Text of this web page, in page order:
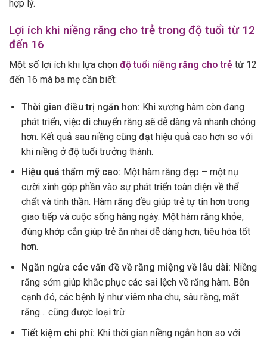
hợp lý.
Lợi ích khi niềng răng cho trẻ trong độ tuổi từ 12
đến 16
Một số lợi ích khi lựa chọn độ tuổi niềng răng cho trẻ từ 12
đến 16 mà ba mẹ cần biết:
Thời gian điều trị ngắn hơn: Khi xương hàm còn đang
phát triển, việc di chuyển răng sẽ dễ dàng và nhanh chóng
hơn. Kết quả sau niềng cũng đạt hiệu quả cao hơn so với
khi niềng ở độ tuổi trưởng thành.
Hiệu quả thẩm mỹ cao: Một hàm răng đẹp – một nụ
cười xinh góp phần vào sự phát triển toàn diện về thể
chất và tinh thần. Hàm răng đều giúp trẻ tự tin hơn trong
giao tiếp và cuộc sống hàng ngày. Một hàm răng khỏe,
đúng khớp cắn giúp trẻ ăn nhai dễ dàng hơn, tiêu hóa tốt
hơn.
Ngăn ngừa các vấn đề về răng miệng về lâu dài: Niềng
răng sớm giúp khắc phục các sai lệch về răng hàm. Bên
cạnh đó, các bệnh lý như viêm nha chu, sâu răng, mất
răng… cũng được loại trừ.
Tiết kiệm chi phí: Khi thời gian niềng ngắn hơn so với